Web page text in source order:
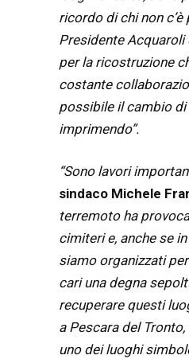
ricordo di chi non c’è
Presidente Acquaroli
per la ricostruzione
costante
possibile il cambio
imprimendo”.
“Sono lavori
sindaco Michele
terremoto ha
cimiteri e, anche se in
siamo organizzati
cari una degna
recuperare questi
a Pescara del
uno dei luoghi